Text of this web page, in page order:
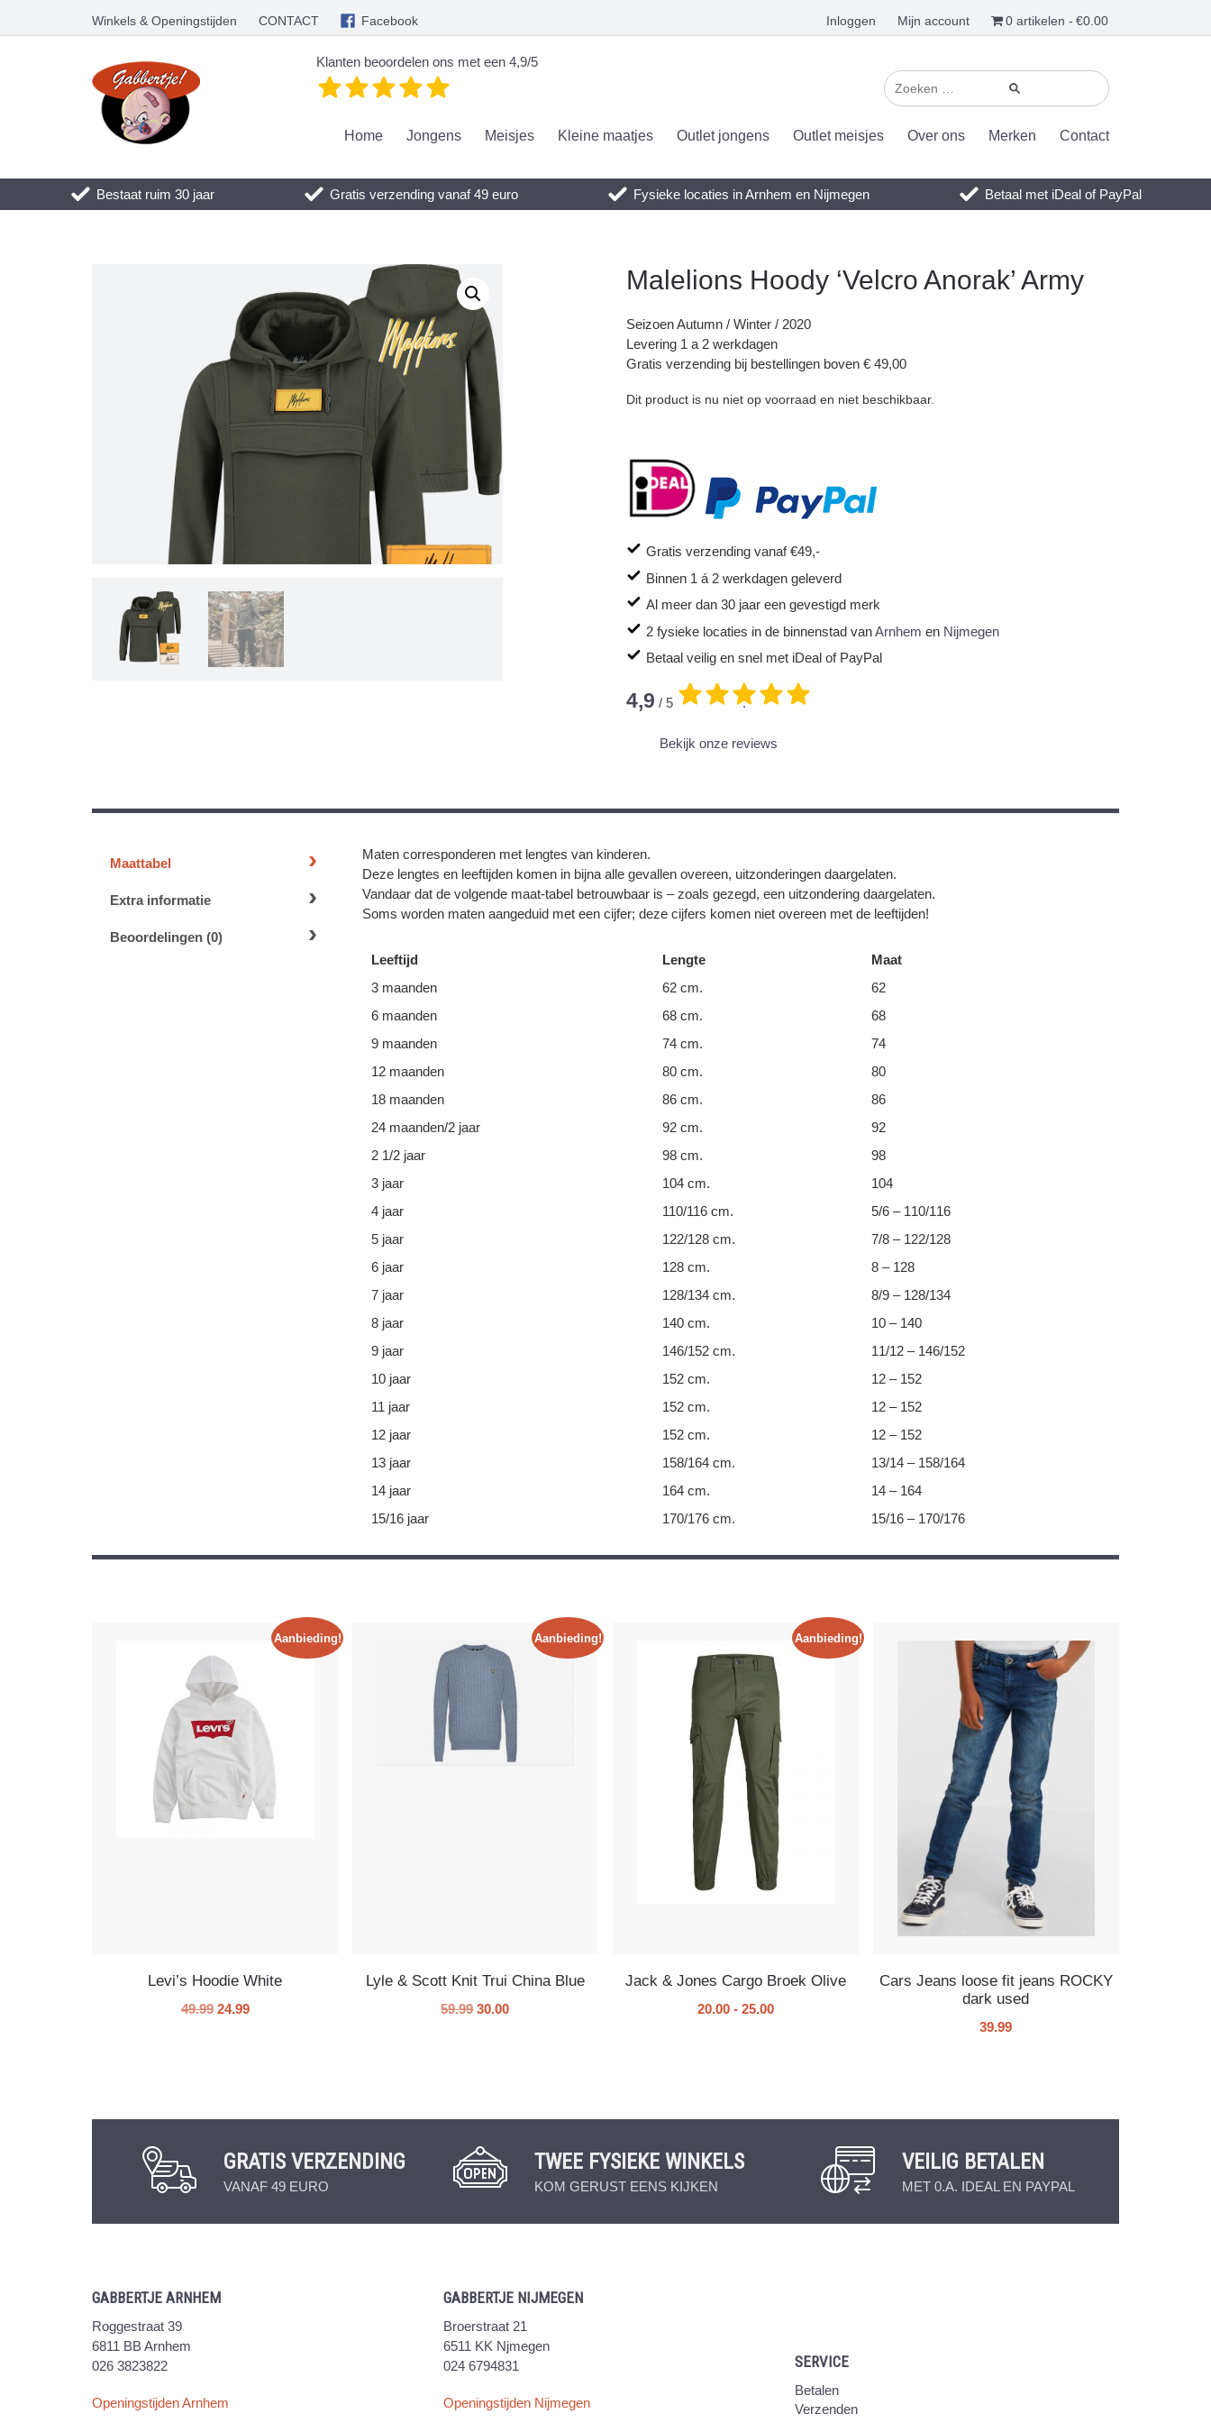
Winkels & Openingstijden CONTACT Facebook Inloggen Mijn account 0 artikelen €0.00
Klanten beoordelen ons met een 4,9/5
Home Jongens Meisjes Kleine maatjes Outlet jongens Outlet meisjes Over ons Merken Contact
Bestaat ruim 30 jaar Gratis verzending vanaf 49 euro Fysieke locaties in Arnhem en Nijmegen Betaal met iDeal of PayPal
Malelions Hoody ‘Velcro Anorak’ Army
Seizoen Autumn / Winter / 2020
Levering 1 a 2 werkdagen
Gratis verzending bij bestellingen boven € 49,00
Dit product is nu niet op voorraad en niet beschikbaar.
Gratis verzending vanaf €49,-
Binnen 1 á 2 werkdagen geleverd
Al meer dan 30 jaar een gevestigd merk
2 fysieke locaties in de binnenstad vanArnhem en Nijmegen
Betaal veilig en snel met iDeal of PayPal
4,9 / 5 .
Bekijk onze reviews
Maattabel
Extra informatie
Beoordelingen (0)
Maten corresponderen met lengtes van kinderen.
Deze lengtes en leeftijden komen in bijna alle gevallen overeen, uitzonderingen daargelaten.
Vandaar dat de volgende maat-tabel betrouwbaar is – zoals gezegd, een uitzondering daargelaten.
Soms worden maten aangeduid met een cijfer; deze cijfers komen niet overeen met de leeftijden!
Leeftijd Lengte
Maat
3 maanden
62 cm.
62
6 maanden
68 cm.
68
9 maanden
74 cm.
74
12 maanden
80 cm.
80
18 maanden
86 cm.
86
24 maanden/2 jaar
92 cm.
92
2 1/2 jaar
98 cm.
98
3 jaar
104 cm.
104
4 jaar
110/116 cm.
5/6 – 110/116
5 jaar
122/128 cm.
7/8 – 122/128
6 jaar
128 cm.
8 – 128
7 jaar
128/134 cm.
8/9 – 128/134
8 jaar
140 cm.
10 – 140
9 jaar
146/152 cm.
11/12 – 146/152
10 jaar
152 cm.
12 – 152
11 jaar
152 cm.
12 – 152
12 jaar
152 cm.
12 – 152
13 jaar
158/164 cm.
13/14 – 158/164
14 jaar
164 cm.
14 – 164
15/16 jaar
170/176 cm. 15/16 – 170/176
Aanbieding!
Levi’s Hoodie White
49.99 24.99
Aanbieding!
Lyle & Scott Knit Trui China Blue
59.99 30.00
Aanbieding!
Jack & Jones Cargo Broek Olive
20.00 - 25.00
Cars Jeans loose fit jeans ROCKY
dark used
39.99
GRATIS VERZENDING
VANAF 49 EURO
TWEE FYSIEKE WINKELS
KOM GERUST EENS KIJKEN
VEILIG BETALEN
MET 0.A. IDEAL EN PAYPAL
GABBERTJE ARNHEM
Roggestraat 39
6811 BB Arnhem
026 3823822
Openingstijden Arnhem
GABBERTJE NIJMEGEN
Broerstraat 21
6511 KK Njmegen
024 6794831
Openingstijden Nijmegen
SERVICE
Betalen
Verzenden